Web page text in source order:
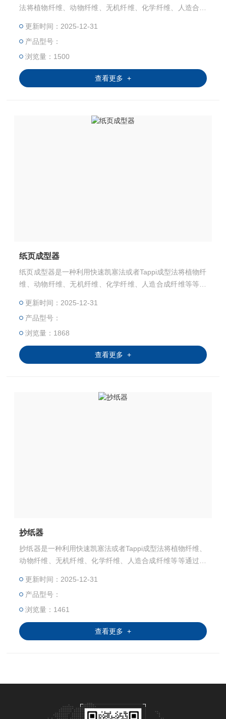
法将植物纤维、动物纤维、无机纤维、化学纤维、人造合成
置，还可以通过配合常压高温干燥，或者真空高温干燥等干
燥方式进行快速干燥。
更新时间：2025-12-31
产品型号：
浏览量：1500
查看更多 +
纸页成型器
纸页成型器是一种利用快速凯塞法或者Tappi成型法将植物纤
维、动物纤维、无机纤维、化学纤维、人造合成纤维等等通
过配合常压高温干燥，或者真空高温干燥等干燥方式进行快
速干燥。
更新时间：2025-12-31
产品型号：
浏览量：1868
查看更多 +
抄纸器
抄纸器是一种利用快速凯塞法或者Tappi成型法将植物纤维、
动物纤维、无机纤维、化学纤维、人造合成纤维等等通过湿
合常压高温干燥，或者真空高温干燥等干燥方式进行快速干
燥。
更新时间：2025-12-31
产品型号：
浏览量：1461
查看更多 +